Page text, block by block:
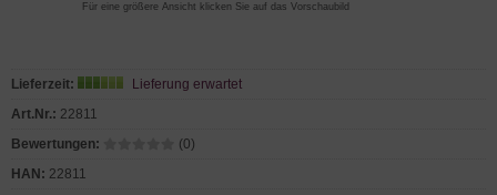
Für eine größere Ansicht klicken Sie auf das Vorschaubild
Lieferzeit:
Lieferung erwartet
Art.Nr.: 22811
Bewertungen:
(0)
HAN: 22811